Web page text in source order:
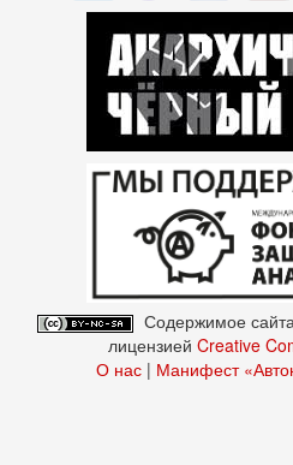
Содержимое
лицензией Creative
О нас| Манифест